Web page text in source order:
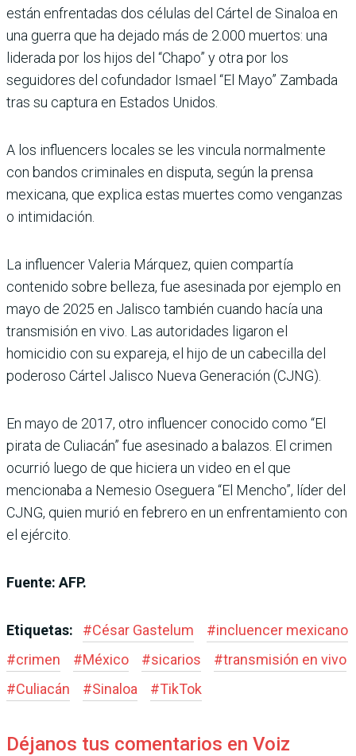
están enfrentadas dos células del Cártel de Sinaloa en
una guerra que ha dejado más de 2.000 muertos: una
liderada por los hijos del “Chapo” y otra por los
seguidores del cofundador Ismael “El Mayo” Zambada
tras su captura en Estados Unidos.
A los influencers locales se les vincula normalmente
con bandos criminales en disputa, según la prensa
mexicana, que explica estas muertes como venganzas
o intimidación.
La influencer Valeria Márquez, quien compartía
contenido sobre belleza, fue asesinada por ejemplo en
mayo de 2025 en Jalisco también cuando hacía una
transmisión en vivo. Las autoridades ligaron el
homicidio con su expareja, el hijo de un cabecilla del
poderoso Cártel Jalisco Nueva Generación (CJNG).
En mayo de 2017, otro influencer conocido como “El
pirata de Culiacán” fue asesinado a balazos. El crimen
ocurrió luego de que hiciera un video en el que
mencionaba a Nemesio Oseguera “El Mencho”, líder del
CJNG, quien murió en febrero en un enfrentamiento con
el ejército.
Fuente: AFP.
Etiquetas: #César Gastelum #incluencer mexicano
#crimen #México #sicarios #transmisión en vivo
#Culiacán #Sinaloa #TikTok
Déjanos tus comentarios en Voiz